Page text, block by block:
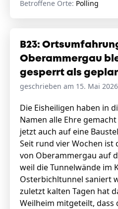
Betroffene Orte: Polling
B23:
Oberammergau
gesperrt als
geschrieben am 15. Mai 2026
Die Eisheiligen haben in
Namen alle Ehre
jetzt auch auf eine
Seit rund vier Wochen
von Oberammergau auf
weil die Tunnelwände im
Osterbichltunnel saniert
zuletzt kalten Tagen hat
Weilheim mitgeteilt, dass